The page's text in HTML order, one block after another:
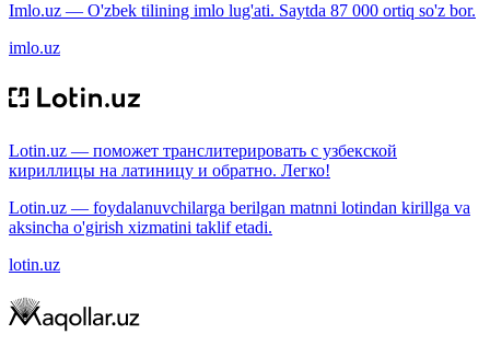
Imlo.uz — O'zbek tilining imlo lug'ati. Saytda 87 000 ortiq so'z bor.
imlo.uz
Lotin.uz — поможет транслитерировать с узбекской
кириллицы на латиницу и обратно. Легко!
Lotin.uz — foydalanuvchilarga berilgan matnni lotindan kirillga va
aksincha o'girish xizmatini taklif etadi.
lotin.uz